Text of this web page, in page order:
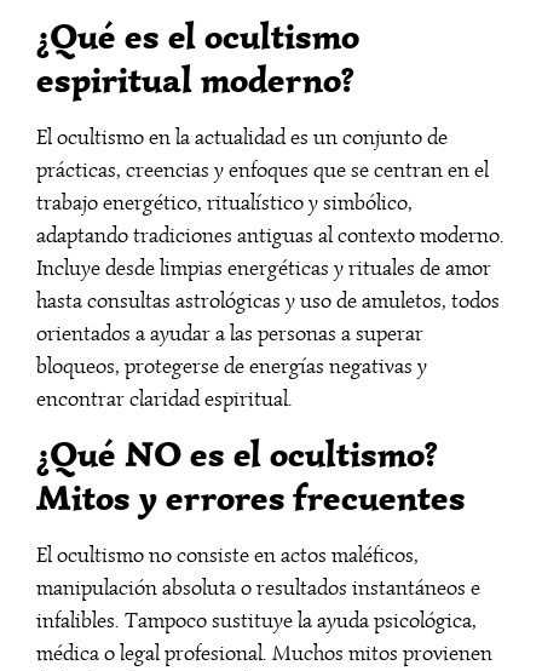
¿Qué es el ocultismo
espiritual moderno?
El ocultismo en la actualidad es un conjunto de
prácticas, creencias y enfoques que se centran en el
trabajo energético, ritualístico y simbólico,
adaptando tradiciones antiguas al contexto moderno.
Incluye desde limpias energéticas y rituales de amor
hasta consultas astrológicas y uso de amuletos, todos
orientados a ayudar a las personas a superar
bloqueos, protegerse de energías negativas y
encontrar claridad espiritual.
¿Qué NO es el ocultismo?
Mitos y errores frecuentes
El ocultismo no consiste en actos maléficos,
manipulación absoluta o resultados instantáneos e
infalibles. Tampoco sustituye la ayuda psicológica,
médica o legal profesional. Muchos mitos provienen